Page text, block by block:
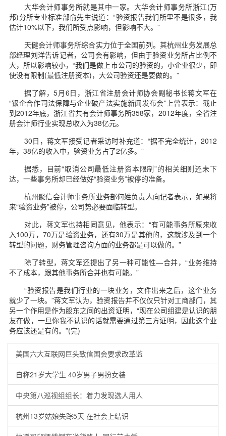
大华会计师事务所就是其中一家。大华会计师事务所浙江(万
邦)分所专业标准部俞先生说道：“验资报告我们所里不是很多，我
估计10%以下，我们所受点影响，但影响不大。”
天健会计师事务所综合实力位于全国前列。其杭州业务发展总
部经理刘洋告诉记者，公司会有影响，但由于验资业务所占比例不
大，所以影响较小，“我们是做上市公司的验资的，小企业很少，即
使没有限制(最低注册资本)，大公司验资还是要做的。”
据了解，5月6日，浙江省注册会计师协会副秘书长蒋文军在
“银企合作司法保障与企业破产法实施新闻发布会”上曾表示：截止
到2012年底，浙江省共有会计师事务所358家，2012年度，全省注
册会计师行业实现总收入为38亿元。
30日，蒋文军接受记者采访时补充道：“据不完全统计，2012
年，38亿的收入中，验资业务占了2亿多。”
据悉，目前“取消公司最低注册资本限制”的相关细则还未下
达，一些事务所却已经做好“验资业务”被停的准备。
杭州聚信会计师事务所业务部何姓负责人向记者表示，如果将
来“验资业务”被停，公司势必要面临转型。
对此，蒋文军也持相同意见，他表示：“有可能事务所原来收
入100万，70万是验资业务，还有30万是其他的，这就涉及到一个
转型的问题，财务管理咨询方面的业务都是可以做的。”
除了转型，蒋文军还提出了另一种可能性—合并，“业务维持
不了成本，跟其他事务所合并也有可能。”
“验资报告是我们行业的一块业务，文件出来之后，这个业务
就少了一块。”蒋文军认为，验资报告并不仅仅只针对工商部门，其
另一个作用是作为股东之间的出资证明，“现在公司组建是认识的朋
友在做，一旦你我不认识的话就需要通过第三方证明，因此这个业
务应该还是有的。”(完)
美国六大互联网巨头致信国会要求改革监
自称21岁大学生 40岁男子男扮女装
中央第八巡视组组长：着力发现选人用人
杭州13岁姑娘失踪5天 在社会上结识